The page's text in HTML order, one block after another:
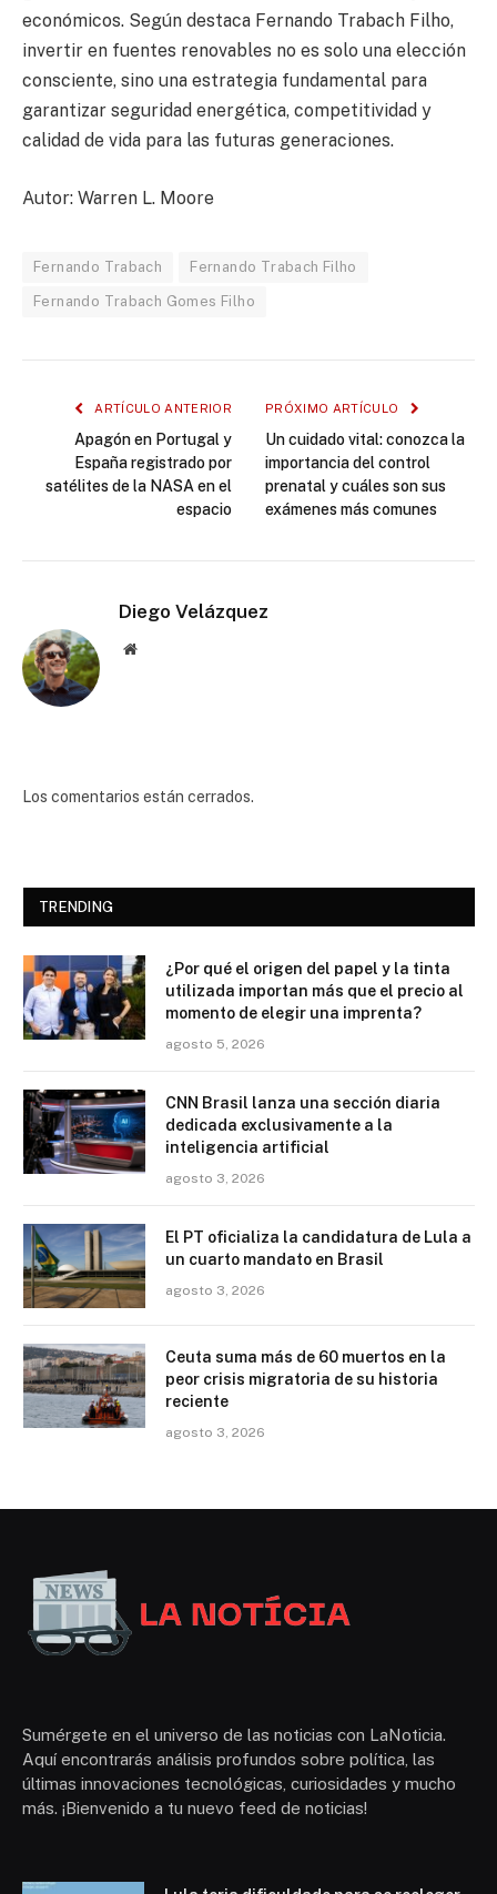
económicos. Según destaca Fernando Trabach Filho,
invertir en fuentes renovables no es solo una elección
consciente, sino una estrategia fundamental para
garantizar seguridad energética, competitividad y
calidad de vida para las futuras generaciones.
Autor: Warren L. Moore
Fernando Trabach Fernando Trabach Filho
Fernando Trabach Gomes Filho
ARTÍCULO ANTERIOR
Apagón en Portugal y
España registrado por
satélites de la NASA en el
espacio
PRÓXIMO ARTÍCULO
Un cuidado vital: conozca la
importancia del control
prenatal y cuáles son sus
exámenes más comunes
Diego Velázquez
Website
Los comentarios están cerrados.
TRENDING
¿Por qué el origen del papel y la tinta
utilizada importan más que el precio al
momento de elegir una imprenta?
agosto 5, 2026
CNN Brasil lanza una sección diaria
dedicada exclusivamente a la
inteligencia artificial
agosto 3, 2026
El PT oficializa la candidatura de Lula a
un cuarto mandato en Brasil
agosto 3, 2026
Ceuta suma más de 60 muertos en la
peor crisis migratoria de su historia
reciente
agosto 3, 2026
Sumérgete en el universo de las noticias con LaNoticia.
Aquí encontrarás análisis profundos sobre política, las
últimas innovaciones tecnológicas, curiosidades y mucho
más. ¡Bienvenido a tu nuevo feed de noticias!